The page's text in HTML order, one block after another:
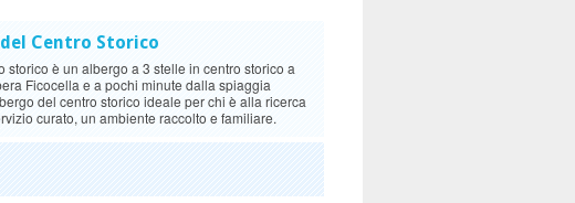
Centro Storico
è un albergo a 3 stelle in centro storico a
Ficocella e a pochi minute dalla spiaggia
del centro storico ideale per chi è alla ricerca
curato, un ambiente raccolto e familiare.